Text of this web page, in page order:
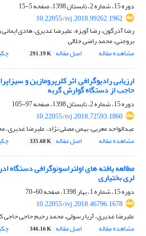
دوره 15، شماره 2، تابستان 1398، صفحه
5-15
10.22055/ivj.2018.99262.1962
رضا آذرگون، رضا آویزه، علیرضا غدیری، هادی
بروجنی، محمد راضی جلالی
مشاهده مقاله
اصل مقاله 291.19 K
ارزیابی رادیوگرافی اثر کلرپرومازین و
حاجب از دستگاه گوارش گربه
دوره 15، شماره 2، تابستان 1398، صفحه
97-105
10.22055/ivj.2018.72593.1860
عبدالواحد معربی، بهمن مصلی نژاد، علیرضا غدیری،
مشاهده مقاله
اصل مقاله 335.68 K
مطالعه یافته های اولتراسونوگرافی دستگاه
لری بختیاری
دوره 15، شماره 1، بهار 1398، صفحه
60-70
10.22055/ivj.2018.46796.1678
علیرضا غدیری، آریا رسولی، محمد رحیم حاجی حاجی
مشاهده مقاله
اصل مقاله 346.16 K